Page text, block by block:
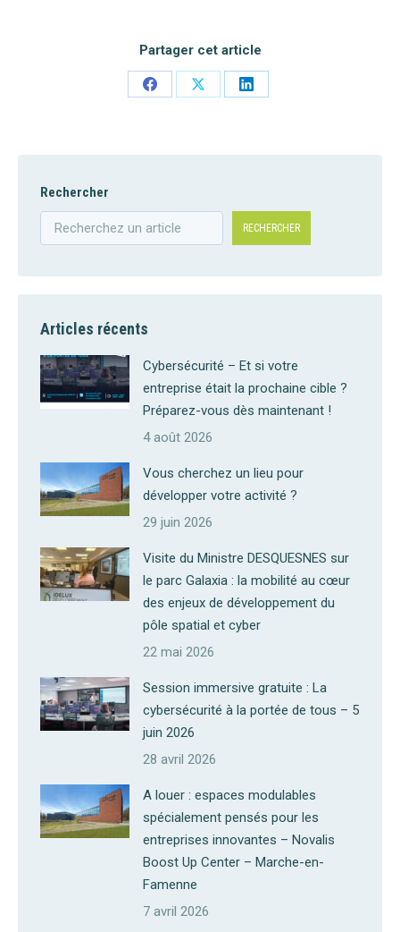
Partager cet article
Share
Share
Share
Rechercher
RECHERCHER
Articles récents
Cybersécurité – Et si votre
entreprise était la prochaine cible ?
Préparez-vous dès maintenant !
4 août 2026
Vous cherchez un lieu pour
développer votre activité ?
29 juin 2026
Visite du Ministre DESQUESNES sur
le parc Galaxia : la mobilité au cœur
des enjeux de développement du
pôle spatial et cyber
22 mai 2026
Session immersive gratuite : La
cybersécurité à la portée de tous – 5
juin 2026
28 avril 2026
A louer : espaces modulables
spécialement pensés pour les
entreprises innovantes – Novalis
Boost Up Center – Marche-en-
Famenne
7 avril 2026